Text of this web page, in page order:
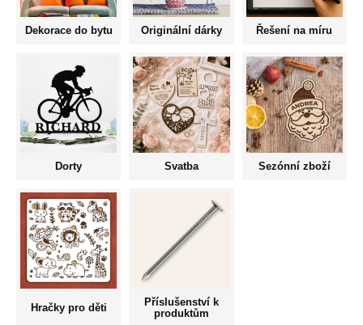
Dekorace do bytu Originální dárky Řešení na míru
Dorty Svatba Sezónní zboží
Hračky pro děti
Příslušenství k
produktům